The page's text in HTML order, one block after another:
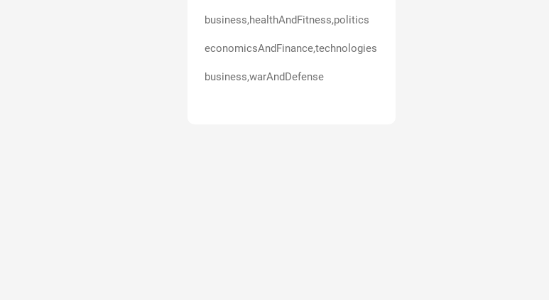
business,healthAndFitness,politics
economicsAndFinance,technologies
business,warAndDefense